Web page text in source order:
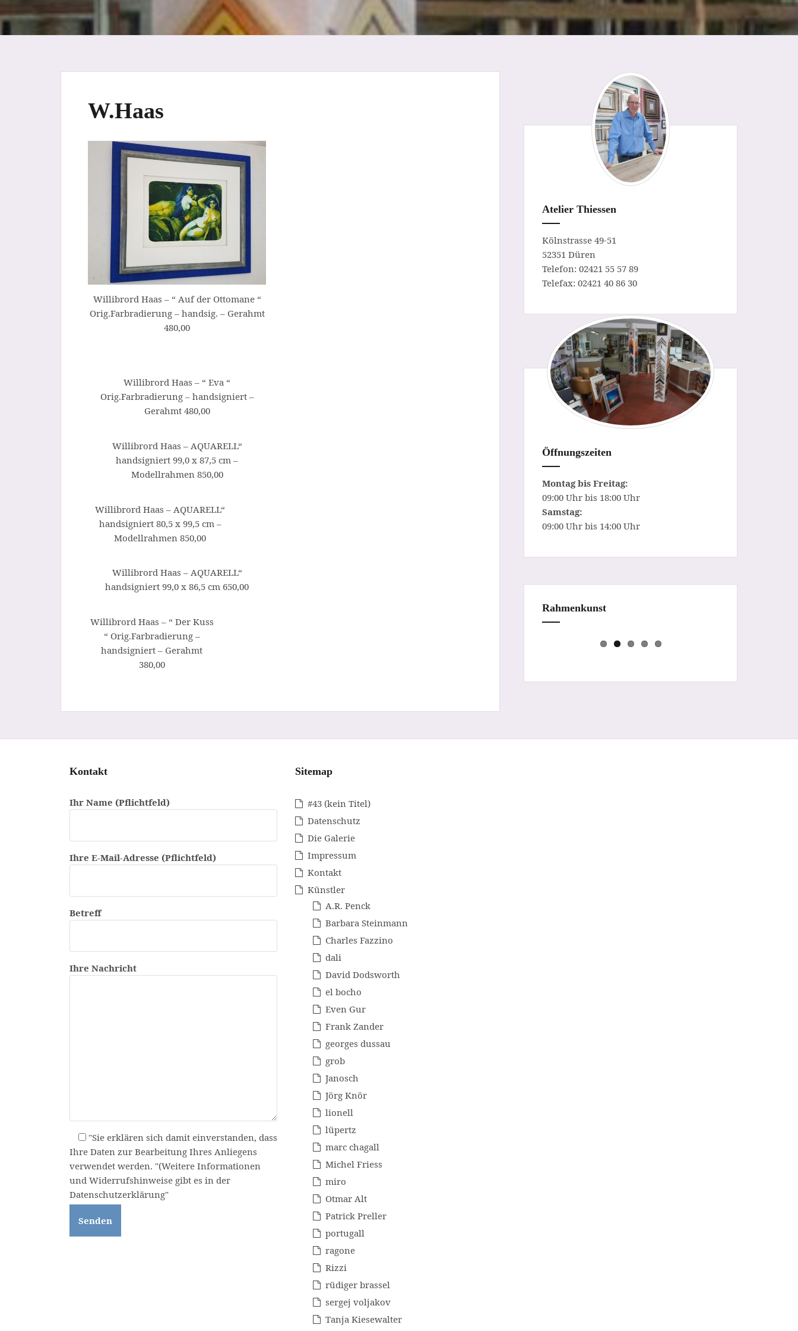
W.Haas
Willibrord Haas – “ Auf der Ottomane “
Orig.Farbradierung – handsig. – Gerahmt
480,00
Willibrord Haas – “ Eva “
Orig.Farbradierung – handsigniert –
Gerahmt 480,00
Willibrord Haas – AQUARELL“
handsigniert 99,0 x 87,5 cm –
Modellrahmen 850,00
Willibrord Haas – AQUARELL“
handsigniert 80,5 x 99,5 cm –
Modellrahmen 850,00
Willibrord Haas – AQUARELL“
handsigniert 99,0 x 86,5 cm 650,00
Willibrord Haas – “ Der Kuss
“ Orig.Farbradierung –
handsigniert – Gerahmt
380,00
Atelier Thiessen
Kölnstrasse 49-51
52351 Düren
Telefon: 02421 55 57 89
Telefax: 02421 40 86 30
Öffnungszeiten
Montag bis Freitag:
09:00 Uhr bis 18:00 Uhr
Samstag:
09:00 Uhr bis 14:00 Uhr
Rahmenkunst
Kontakt
Ihr Name (Pflichtfeld)
Ihre E-Mail-Adresse (Pflichtfeld)
Betreff
Ihre Nachricht
"Sie erklären sich damit einverstanden, dass
Ihre Daten zur Bearbeitung Ihres Anliegens
verwendet werden. "(Weitere Informationen
und Widerrufshinweise gibt es in der
Datenschutzerklärung"
Sitemap
#43 (kein Titel)
Datenschutz
Die Galerie
Impressum
Kontakt
Künstler
A.R. Penck
Barbara Steinmann
Charles Fazzino
dali
David Dodsworth
el bocho
Even Gur
Frank Zander
georges dussau
grob
Janosch
Jörg Knör
lionell
lüpertz
marc chagall
Michel Friess
miro
Otmar Alt
Patrick Preller
portugall
ragone
Rizzi
rüdiger brassel
sergej voljakov
Tanja Kiesewalter